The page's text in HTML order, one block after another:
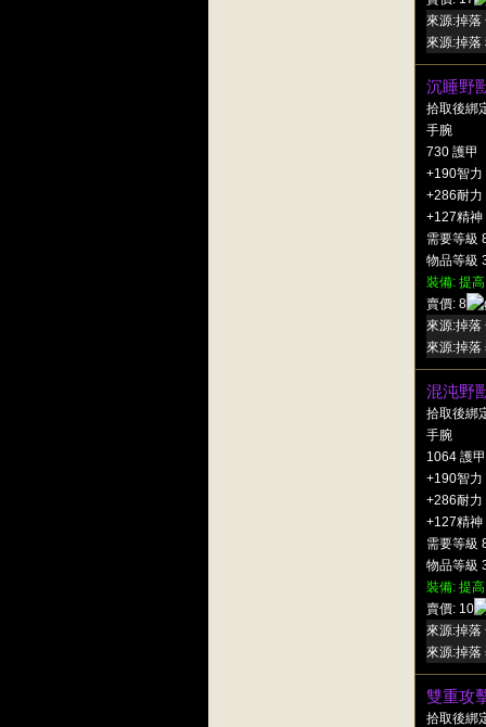
來源:掉落
來源:掉落
沉睡野
拾取後綁
手腕
730 護甲
+190智力
+286耐力
+127精神
需要等級
物品等級
裝備: 提
賣價: 8
來源:掉落
來源:掉落
混沌野
拾取後綁
手腕
1064 護甲
+190智力
+286耐力
+127精神
需要等級
物品等級
裝備: 提
賣價: 10
來源:掉落
來源:掉落
雙重攻
拾取後綁